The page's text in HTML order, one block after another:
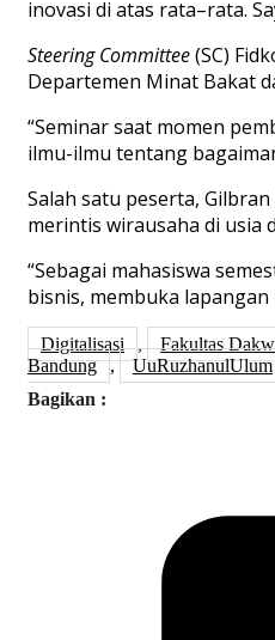
inovasi di atas rata–rata. S
Steering Committee(SC)
Departemen Minat Bakat
“Seminar saat momen
ilmu-ilmu tentang
Salah satu peserta, Gilbran
merintis wirausaha di usia
“Sebagai mahasiswa
bisnis, membuka
Digitalisasi , Fakultas
Bandung
, UuRuzhanulUlum
Bagikan :